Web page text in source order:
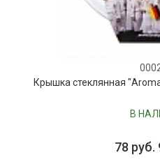
Крышка стеклянная
В
78 руб.